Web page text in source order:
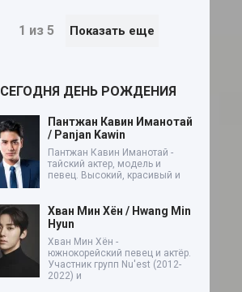
1 из 5 Показать еще
СЕГОДНЯ ДЕНЬ РОЖДЕНИЯ
Пантжан Кавин Иманотай
/ Panjan Kawin
Пантжан Кавин Иманотай -
тайский актер, модель и
певец. Высокий, красивый и
Хван Мин Хён / Hwang Min
Hyun
Хван Мин Хён -
южнокорейский певец и актёр.
Участник групп Nu'est (2012-
2022) и